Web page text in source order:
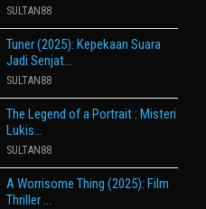
SULTAN88
Tuner (2025): Kepekaan Suara
Jadi Senjat…
SULTAN88
The Legend of a Portrait : Misteri
Lukis…
SULTAN88
A Worrisome Thing (2025): Film
Thriller …